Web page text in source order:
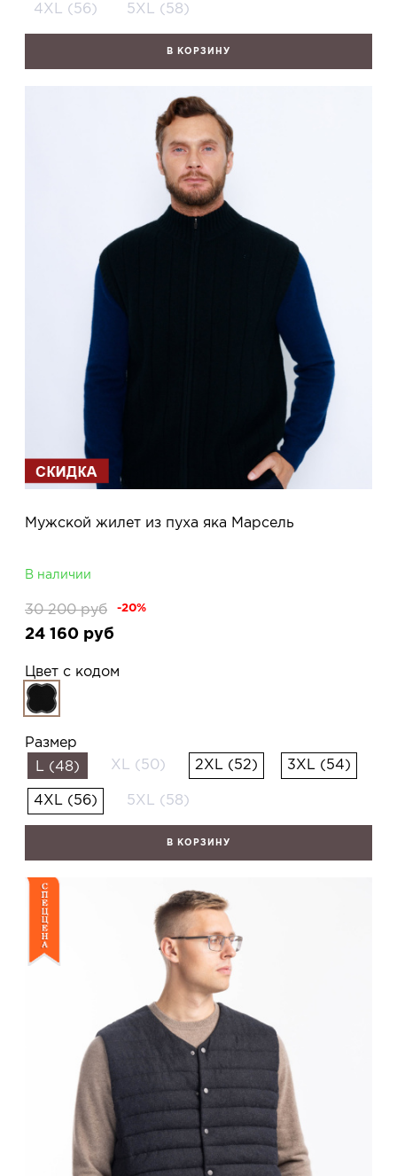
4XL (56) 5XL (58)
В КОРЗИНУ
Мужской жилет из пуха яка Марсель
В наличии
30 200 руб -20%
24 160 руб
Цвет с кодом
Размер
L (48)
XL (50) 2XL (52) 3XL (54)
4XL (56) 5XL (58)
В КОРЗИНУ